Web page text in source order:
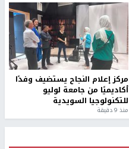
مركز إعلام النجاح يستضيف وفدًا
أكاديميًا من جامعة لوليو
للتكنولوجيا السويدية
منذ 9 دقيقة